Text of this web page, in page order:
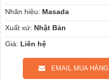
Nhãn hiệu: Masada
Xuất xứ: Nhật Bản
Giá: Liên hệ
EMAIL MUA HÀNG